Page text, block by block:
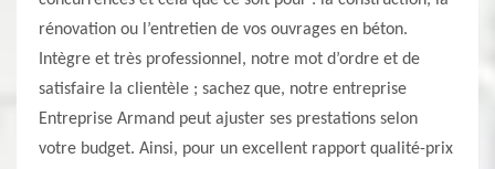
rénovation ou l’entretien de vos ouvrages en béton.
Intègre et très professionnel, notre mot d’ordre et de
satisfaire la clientèle ; sachez que, notre entreprise
Entreprise Armand peut ajuster ses prestations selon
votre budget. Ainsi, pour un excellent rapport qualité-prix